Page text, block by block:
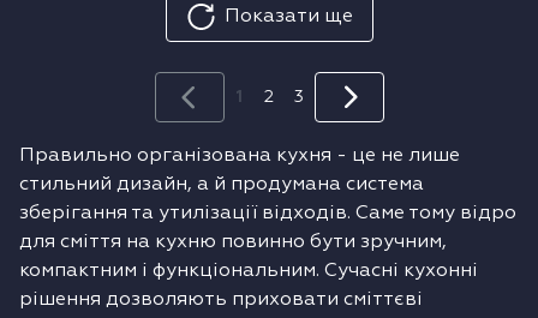
Показати ще
1 2 3
Правильно організована кухня - це не лише
стильний дизайн, а й продумана система
зберігання та утилізації відходів. Саме тому відро
для сміття на кухню повинно бути зручним,
компактним і функціональним. Сучасні кухонні
рішення дозволяють приховати сміттєві